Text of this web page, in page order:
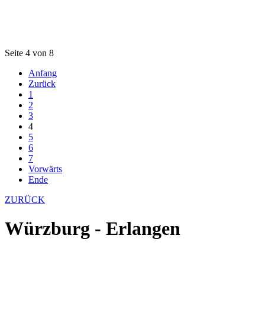
Seite 4 von 8
Anfang
Zurück
1
2
3
4
5
6
7
Vorwärts
Ende
ZURÜCK
Würzburg - Erlangen